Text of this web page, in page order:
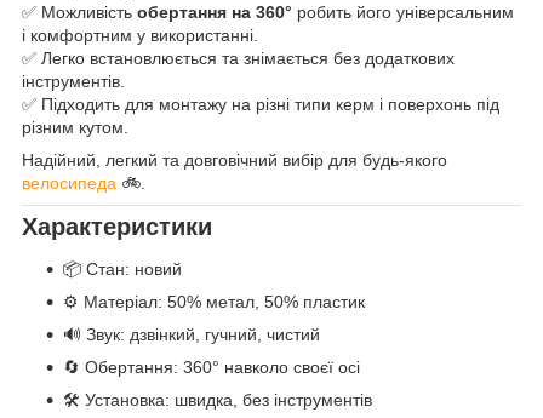
✅ Можливість обертання на 360° робить його універсальним
і комфортним у використанні.
✅ Легко встановлюється та знімається без додаткових
інструментів.
✅ Підходить для монтажу на різні типи керм і поверхонь під
різним кутом.
Надійний, легкий та довговічний вибір для будь-якого
велосипеда 🚲.
Характеристики
📦 Стан: новий
⚙ Матеріал: 50% метал, 50% пластик
🔊 Звук: дзвінкий, гучний, чистий
🔄 Обертання: 360° навколо своєї осі
🛠 Установка: швидка, без інструментів